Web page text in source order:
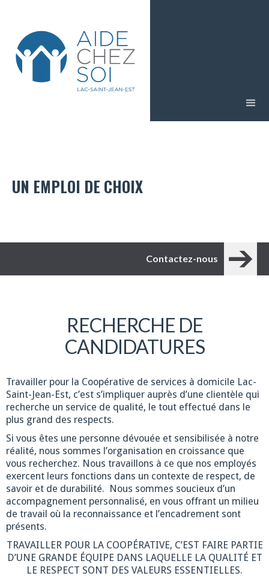
UN EMPLOI DE CHOIX
Contactez-nous
RECHERCHE DE
CANDIDATURES
Travailler pour la Coopérative de services à domicile Lac-
Saint-Jean-Est, c’est s’impliquer auprès d’une clientèle qui
recherche un service de qualité, le tout effectué dans le
plus grand des respects.
Si vous êtes une personne dévouée et sensibilisée à notre
réalité, nous sommes l’organisation en croissance que
vous recherchez. Nous travaillons à ce que nos employés
exercent leurs fonctions dans un contexte de respect, de
savoir et de durabilité. Nous sommes soucieux d’un
accompagnement personnalisé, en vous offrant un milieu
de travail où la reconnaissance et l’encadrement sont
présents.
TRAVAILLER POUR LA COOPÉRATIVE, C’EST FAIRE PARTIE
D’UNE GRANDE ÉQUIPE DANS LAQUELLE LA QUALITÉ ET
LE RESPECT SONT DES VALEURS ESSENTIELLES.